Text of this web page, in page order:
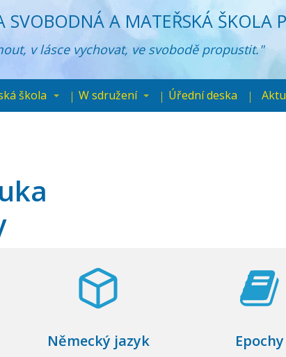
SVOBODNÁ A MATEŘSKÁ ŠKOLA
v lásce vychovat, ve svobodě propustit."
škola W sdružení Úřední deska
Německý jazyk Epochy